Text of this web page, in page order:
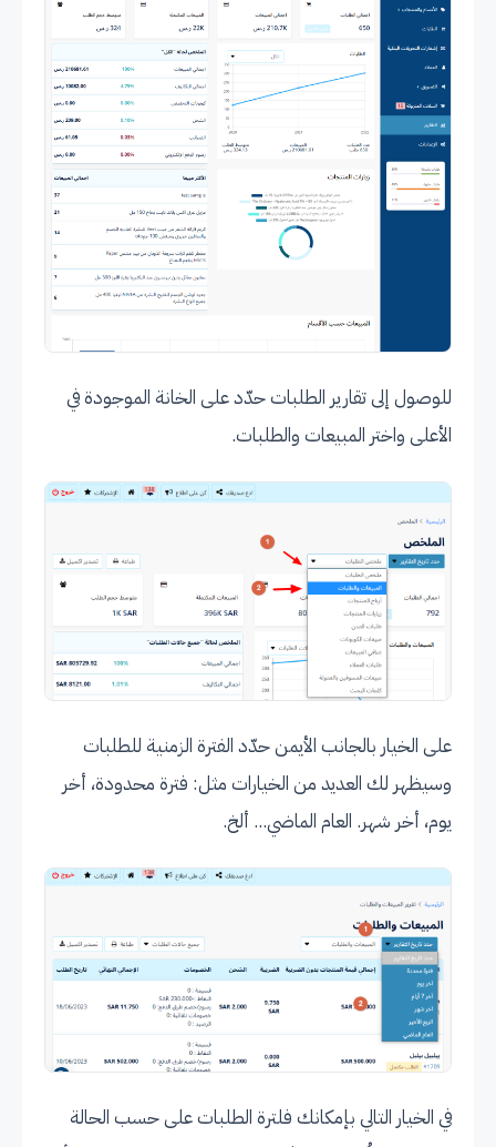
للوصول إلى تقارير الطلبات حدّد على الخانة الموجودة في
الأعلى واختر المبيعات والطلبات.
على الخيار بالجانب الأيمن حدّد الفترة الزمنية للطلبات
وسيظهر لك العديد من الخيارات مثل: فترة محدودة، أخر
يوم، أخر شهر. العام الماضي... ألخ.
في الخيار التالي بإمكانك فلترة الطلبات على حسب الحالة